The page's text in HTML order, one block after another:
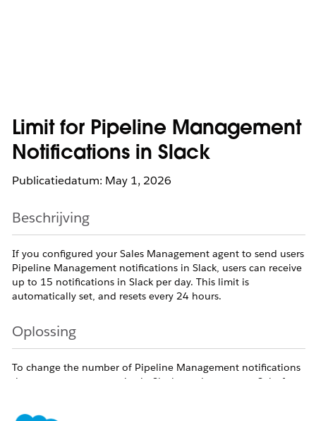
Limit for Pipeline Management
Notifications in Slack
Publicatiedatum: May 1, 2026
Beschrijving
If you configured your Sales Management agent to send users
Pipeline Management notifications in Slack, users can receive
up to 15 notifications in Slack per day. This limit is
automatically set, and resets every 24 hours.
Oplossing
To change the number of Pipeline Management notifications
that your users can receive in Slack per day, contact Salesforce